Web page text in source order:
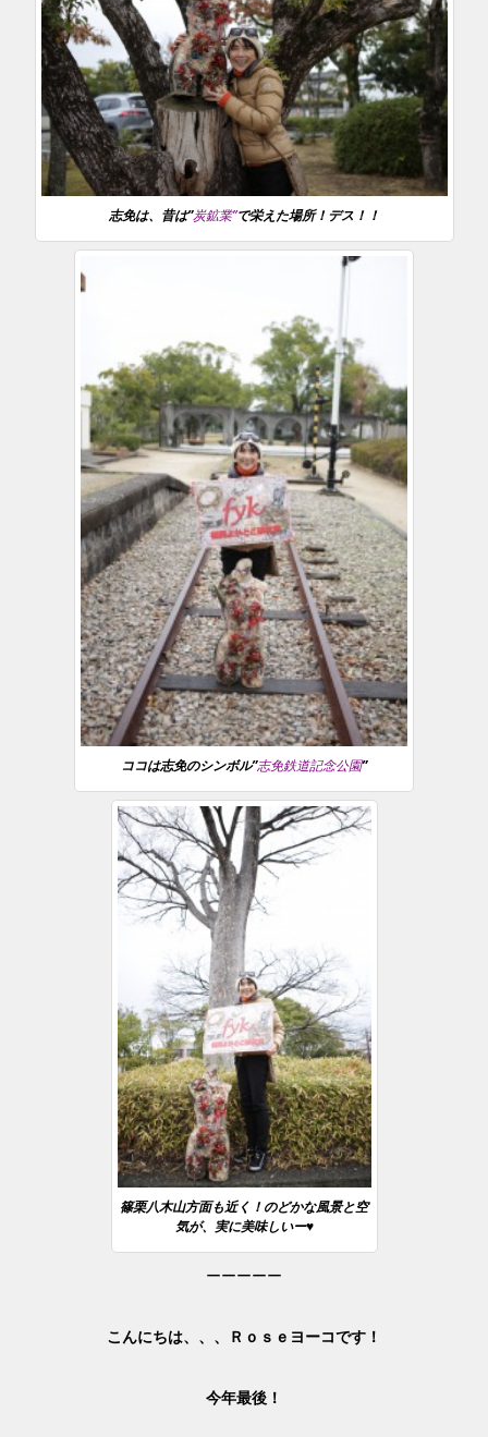
志免は、昔は”炭鉱業”で栄えた場所！デス！！
ココは志免のシンボル”志免鉄道記念公園”
篠栗八木山方面も近く！のどかな風景と空
気が、実に美味しいー♥
ーーーーー
こんにちは、、、 Ｒｏｓｅヨーコです！
今年最後！